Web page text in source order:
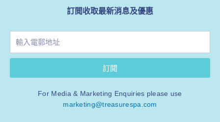
p
p
r
a
訂閲收取最新消息及優惠
入
電
地
訂閲
For Media & Marketing Enquiries please use
marketing@treasurespa.com